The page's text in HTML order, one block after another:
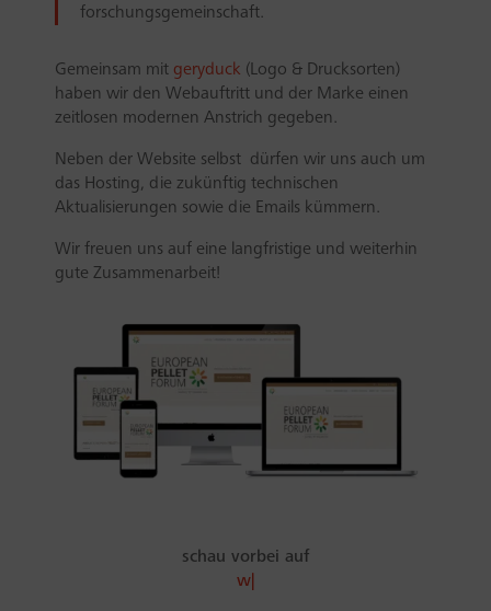
forschungsgemeinschaft.
Gemeinsam mit geryduck (Logo & Drucksorten)
haben wir den Webauftritt und der Marke einen
zeitlosen modernen Anstrich gegeben.
Neben der Website selbst dürfen wir uns auch um
das Hosting, die zukünftig technischen
Aktualisierungen sowie die Emails kümmern.
Wir freuen uns auf eine langfristige und weiterhin
gute Zusammenarbeit!
schau vorbei auf
www.p